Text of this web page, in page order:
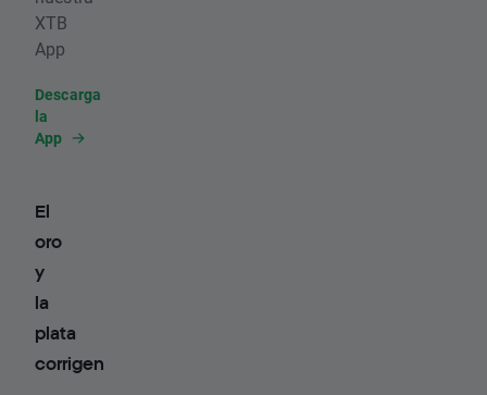
XTB
App
Descarga
la
App
El
oro
y
la
plata
corrigen